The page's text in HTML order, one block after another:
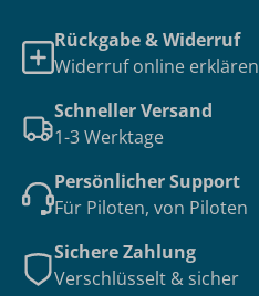
Rückgabe & Widerruf
Widerruf online erklären
Schneller Versand
1-3 Werktage
Persönlicher Support
Für Piloten, von Piloten
Sichere Zahlung
Verschlüsselt & sicher